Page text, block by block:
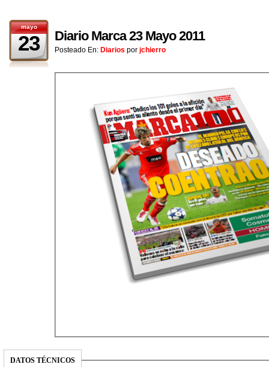
mayo
23 Diario Marca 23 Mayo 2011
Posteado En: Diarios por jchierro
DATOS TÉCNICOS